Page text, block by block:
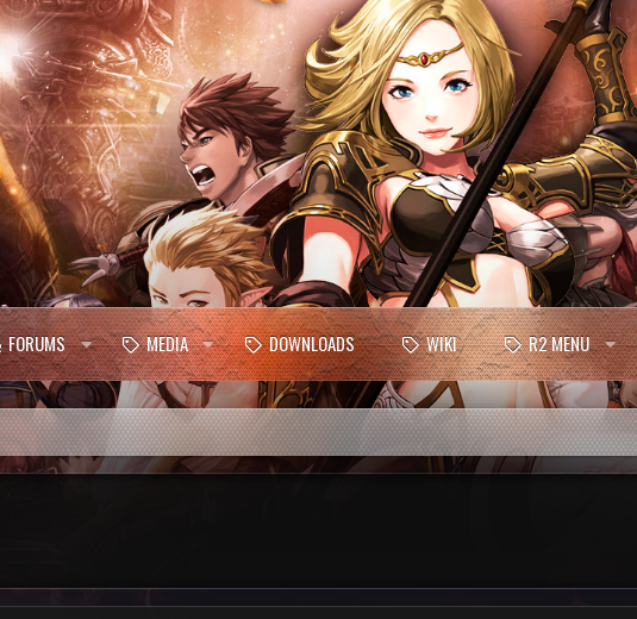
FORUMS MEDIA DOWNLOADS WIKI R2 MENU